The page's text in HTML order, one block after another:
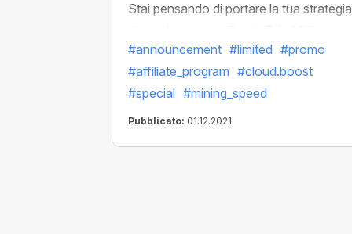
Stai pensando di portare la tua strategia
livello superiore? CryptoTab è una novità
e vuoi solo sapere come funziona? Sei
nel posto giusto!
#announcement #limited #promo
#affiliate_program #cloud.boost
#special #mining_speed
Pubblicato: 01.12.2021